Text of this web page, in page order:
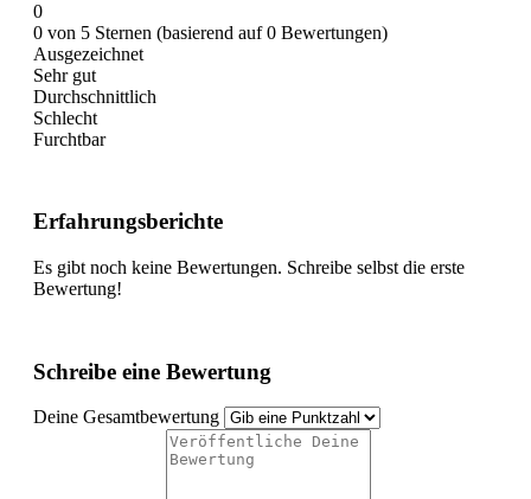
0
0 von 5 Sternen (basierend auf 0 Bewertungen)
Ausgezeichnet
Sehr gut
Durchschnittlich
Schlecht
Furchtbar
Erfahrungsberichte
Es gibt noch keine Bewertungen. Schreibe selbst die erste
Bewertung!
Schreibe eine Bewertung
Deine Gesamtbewertung